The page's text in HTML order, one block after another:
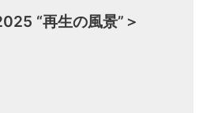
“再生の風景”＞